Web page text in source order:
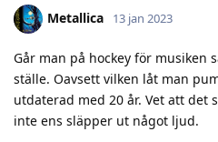
Metallica 13 jan 2023
Går man på hockey för musiken
ställe. Oavsett vilken låt man
utdaterad med 20 år. Vet att det
inte ens släpper ut något ljud.